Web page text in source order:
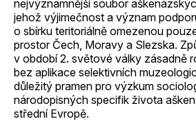
nejvýznamnější soubor
jehož výjimečnost a význam
o sbírku teritoriálně omezenou
prostor Čech, Moravy a Slezska.
v období 2. světové války zásadně
bez aplikace selektivních
důležitý pramen pro výzkum
národopisných specifik života
střední Evropě.